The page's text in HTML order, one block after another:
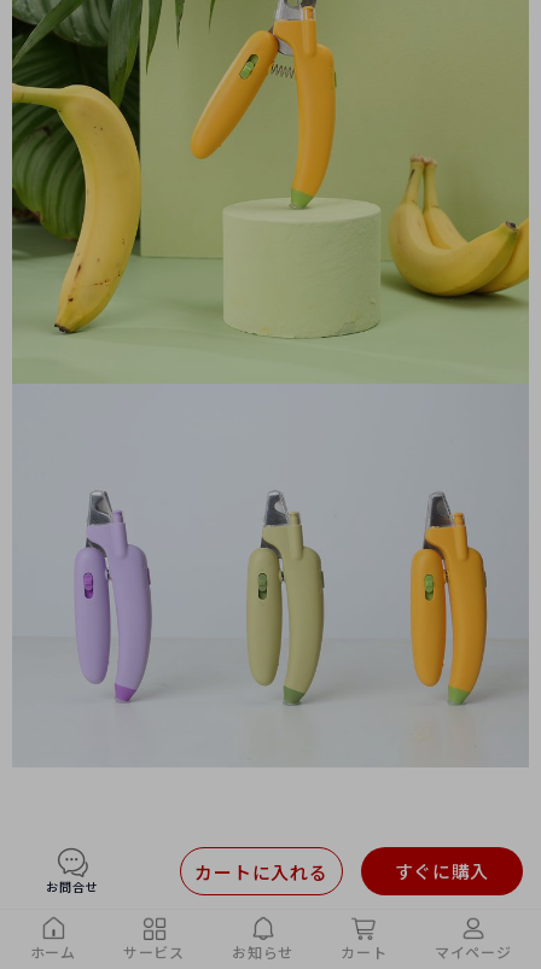
お問合せ
すぐに購入
カートに入れる
ホーム サービス お知らせ カート マイページ